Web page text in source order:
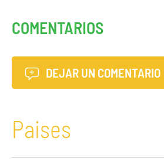
COMENTARIOS
DEJAR UN COMENTARIO
Paises